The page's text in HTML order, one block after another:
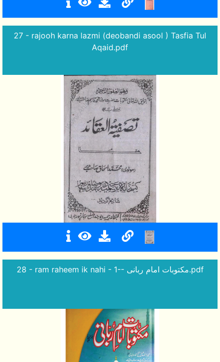
27 - rajooh karna lazmi (deobandi asool ) Tasfia Tul
Aqaid.pdf
28 - ram raheem ik nahi - 1-- مکتوبات امام ربانی.pdf